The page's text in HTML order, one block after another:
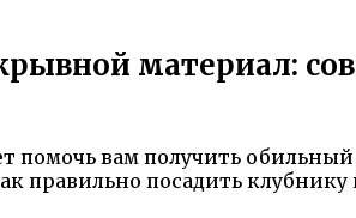
материал:
помочь вам получить
правильно посадить